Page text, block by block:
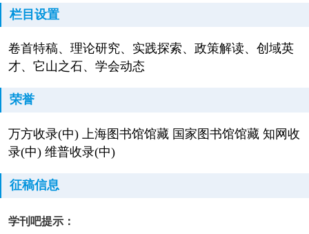
栏目设置
卷首特稿、理论研究、实践探索、政策解读、创域英
才、它山之石、学会动态
荣誉
万方收录(中) 上海图书馆馆藏 国家图书馆馆藏 知网收
录(中) 维普收录(中)
征稿信息
学刊吧提示：